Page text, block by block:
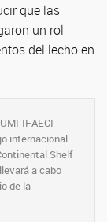
que las
un rol
del lecho en
IFAECI
internacional
Shelf
a cabo
de la